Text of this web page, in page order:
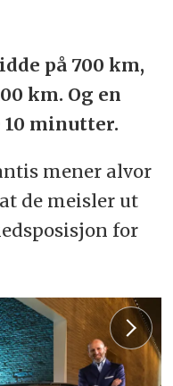
på 700 km,
km. Og en
10 minutter.
mener alvor
de meisler ut
for